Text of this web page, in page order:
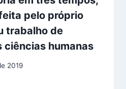
pelo próprio
trabalho de
ciências humanas
2019